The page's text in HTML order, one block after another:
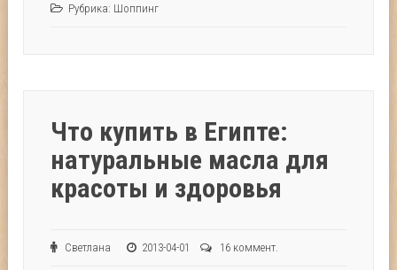
Рубрика: Шоппинг
Что купить в Египте:
натуральные масла для
красоты и здоровья
Светлана 2013-04-01 16 коммент.